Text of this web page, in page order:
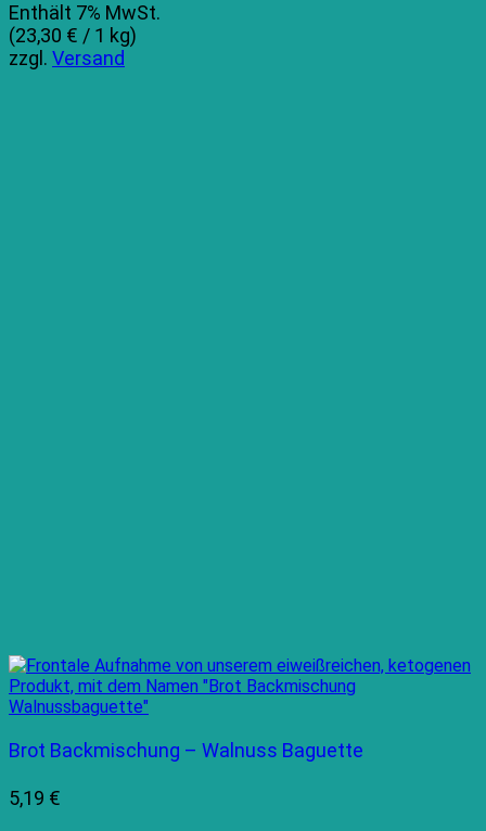
Enthält 7% MwSt.
(23,30 € / 1 kg)
zzgl. Versand
Brot Backmischung – Walnuss Baguette
5,19 €